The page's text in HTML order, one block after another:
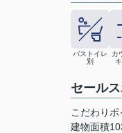
バストイレ
別
カ
セール
こだわり
建物面積